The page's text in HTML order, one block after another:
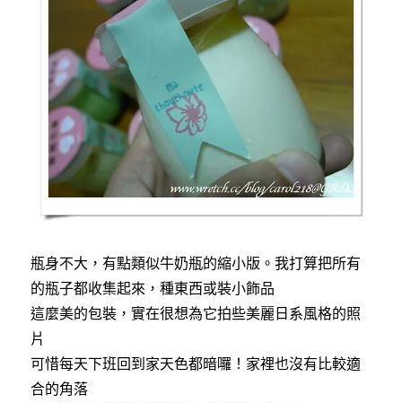
瓶身不大，有點類似牛奶瓶的縮小版。我打算把所有
的瓶子都收集起來，種東西或裝小飾品
這麼美的包裝，實在很想為它拍些美麗日系風格的照
片
可惜每天下班回到家天色都暗囉！家裡也沒有比較適
合的角落